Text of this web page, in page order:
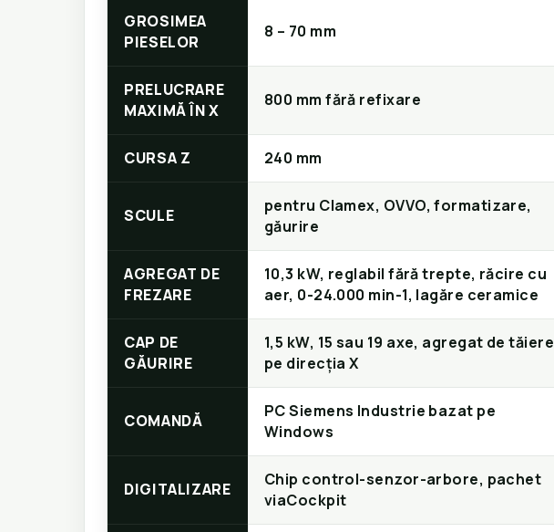
GROSIMEA
PIESELOR
8 – 70 mm
PRELUCRARE
MAXIMĂ ÎN X
800 mm fără refixare
CURSA Z 240 mm
SCULE
pentru Clamex, OVVO, formatizare,
găurire
AGREGAT DE
FREZARE
10,3 kW, reglabil fără trepte, răcire cu
aer, 0-24.000 min-1, lagăre ceramice
CAP DE
GĂURIRE
1,5 kW, 15 sau 19 axe, agregat de tăiere
pe direcția X
COMANDĂ
PC Siemens Industrie bazat pe
Windows
DIGITALIZARE
Chip control-senzor-arbore, pachet
viaCockpit